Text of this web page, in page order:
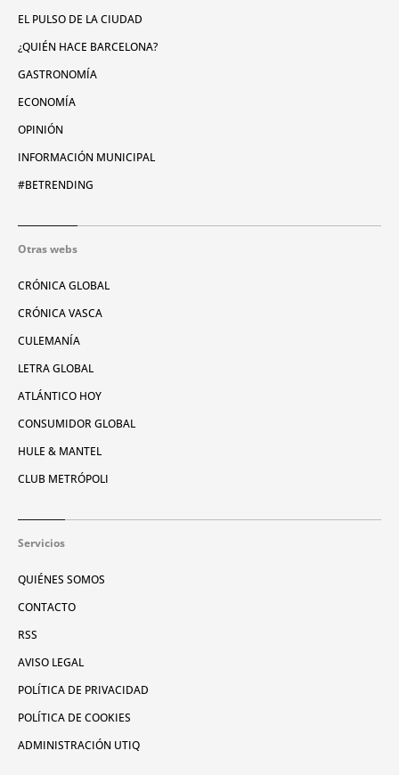
EL PULSO DE LA CIUDAD
¿QUIÉN HACE BARCELONA?
GASTRONOMÍA
ECONOMÍA
OPINIÓN
INFORMACIÓN MUNICIPAL
#BETRENDING
Otras webs
CRÓNICA GLOBAL
CRÓNICA VASCA
CULEMANÍA
LETRA GLOBAL
ATLÁNTICO HOY
CONSUMIDOR GLOBAL
HULE & MANTEL
CLUB METRÓPOLI
Servicios
QUIÉNES SOMOS
CONTACTO
RSS
AVISO LEGAL
POLÍTICA DE PRIVACIDAD
POLÍTICA DE COOKIES
ADMINISTRACIÓN UTIQ